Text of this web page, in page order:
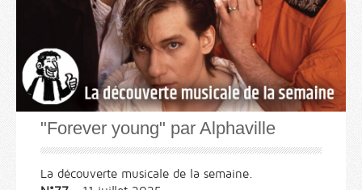
"Forever young" par Alphaville
La découverte musicale de la semaine.